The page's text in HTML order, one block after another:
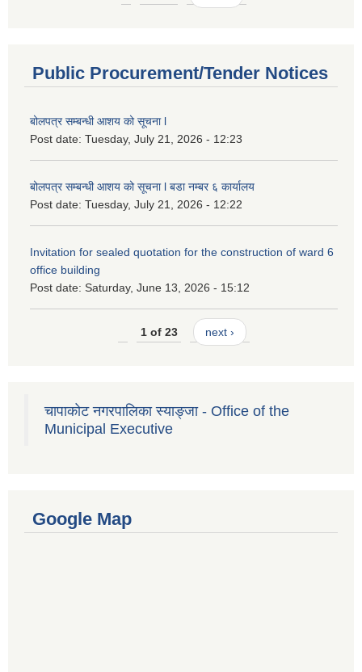
Public Procurement/Tender Notices
बोलपत्र सम्बन्धी आशय को सूचना l
Post date: Tuesday, July 21, 2026 - 12:23
बोलपत्र सम्बन्धी आशय को सूचना l बडा नम्बर ६ कार्यालय
Post date: Tuesday, July 21, 2026 - 12:22
Invitation for sealed quotation for the construction of ward 6
office building
Post date: Saturday, June 13, 2026 - 15:12
1 of 23 next ›
चापाकोट नगरपालिका स्याङ्जा - Office of the
Municipal Executive
Google Map